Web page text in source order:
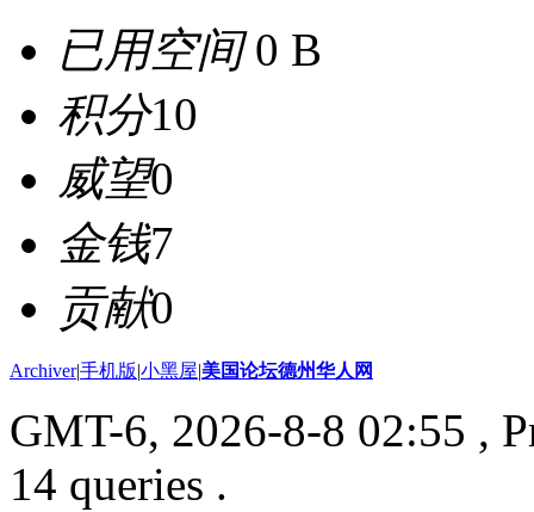
已用空间0 B
积分10
威望0
金钱7
贡献0
Archiver|手机版|小黑屋|美国论坛德州华人网
GMT-6, 2026-8-8 02:55 ,
14 queries .